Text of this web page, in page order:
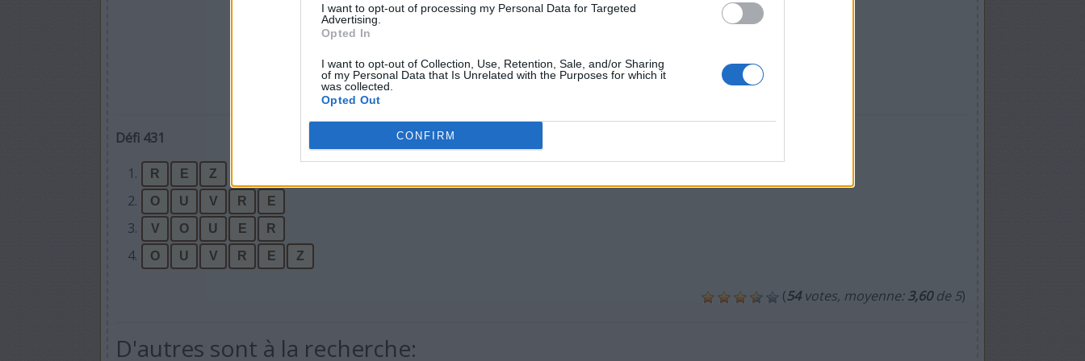
I want to opt-out of processing my Personal Data for Targeted
Advertising.
Opted In
I want to opt-out of Collection, Use, Retention, Sale, and/or Sharing
of my Personal Data that Is Unrelated with the Purposes for which it
was collected.
Opted Out
CONFIRM
Défi 431
1.
R E Z
2. O U V R E
3. V O U E R
4. O U V R E Z
(54votes, moyenne:3,60de 5)
D'autres sont à la recherche: